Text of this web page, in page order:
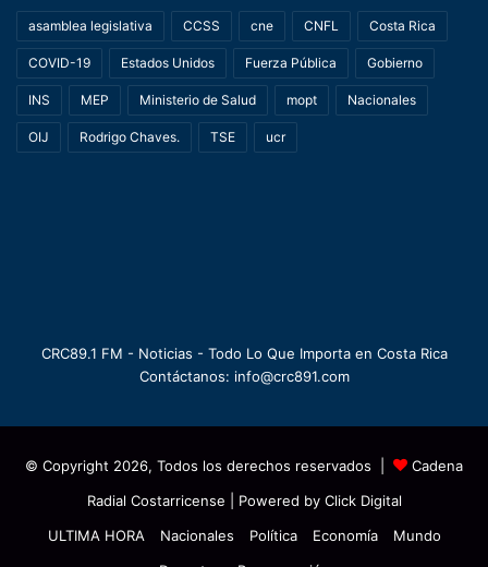
asamblea legislativa CCSS cne CNFL Costa Rica
COVID-19 Estados Unidos Fuerza Pública Gobierno
INS MEP Ministerio de Salud mopt Nacionales
OIJ Rodrigo Chaves. TSE ucr
CRC89.1 FM - Noticias - Todo Lo Que Importa en Costa Rica
Contáctanos: info@crc891.com
© Copyright 2026, Todos los derechos reservados |
Cadena
Radial Costarricense | Powered by Click Digital
ULTIMA HORA
Nacionales Política Economía
Mundo